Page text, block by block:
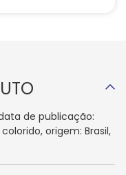
de publicação:
origem: Brasil,